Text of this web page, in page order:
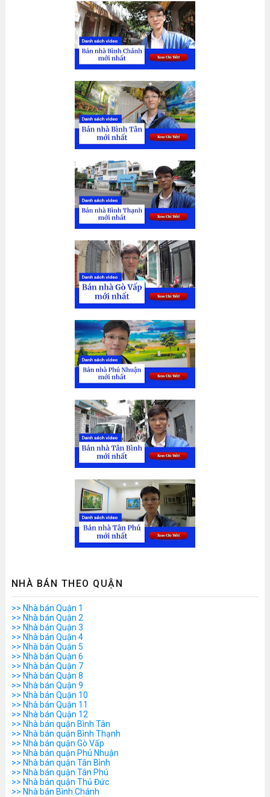
NHÀ BÁN THEO QUẬN
>> Nhà bán Quận 1
>> Nhà bán Quận 2
>> Nhà bán Quận 3
>> Nhà bán Quận 4
>> Nhà bán Quận 5
>> Nhà bán Quận 6
>> Nhà bán Quận 7
>> Nhà bán Quận 8
>> Nhà bán Quận 9
>> Nhà bán Quận 10
>> Nhà bán Quận 11
>> Nhà bán Quận 12
>> Nhà bán quận Bình Tân
>> Nhà bán quận Bình Thạnh
>> Nhà bán quận Gò Vấp
>> Nhà bán quận Phú Nhuận
>> Nhà bán quận Tân Bình
>> Nhà bán quận Tân Phú
>> Nhà bán quận Thủ Đức
>> Nhà bán Bình Chánh